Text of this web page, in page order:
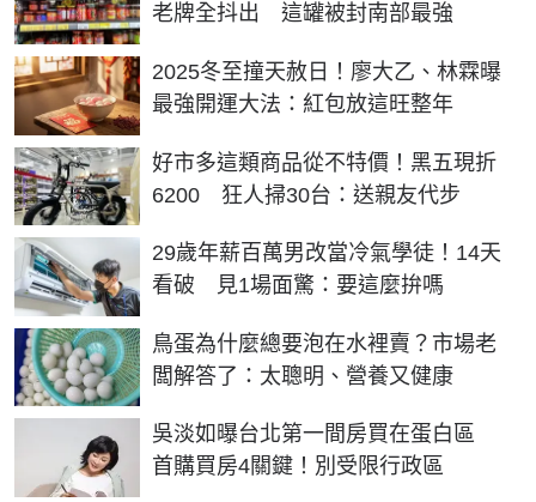
老牌全抖出 這罐被封南部最強
2025冬至撞天赦日！廖大乙、林霖曝
最強開運大法：紅包放這旺整年
好市多這類商品從不特價！黑五現折
6200 狂人掃30台：送親友代步
29歲年薪百萬男改當冷氣學徒！14天
看破 見1場面驚：要這麼拚嗎
鳥蛋為什麼總要泡在水裡賣？市場老
闆解答了：太聰明、營養又健康
吳淡如曝台北第一間房買在蛋白區
首購買房4關鍵！別受限行政區